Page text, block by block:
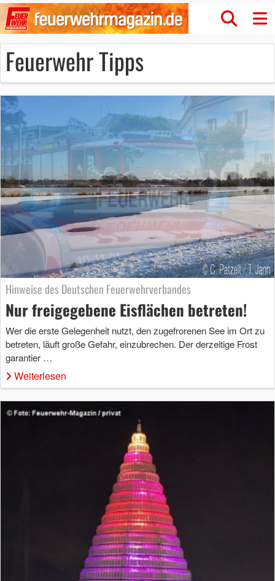
Feuerwehr Tipps
Hinweise des Deutschen Feuerwehrverbandes
Nur freigegebene Eisflächen betreten!
Wer die erste Gelegenheit nutzt, den zugefrorenen See im Ort zu
betreten, läuft große Gefahr, einzubrechen. Der derzeitige Frost
garantier …
Weiterlesen